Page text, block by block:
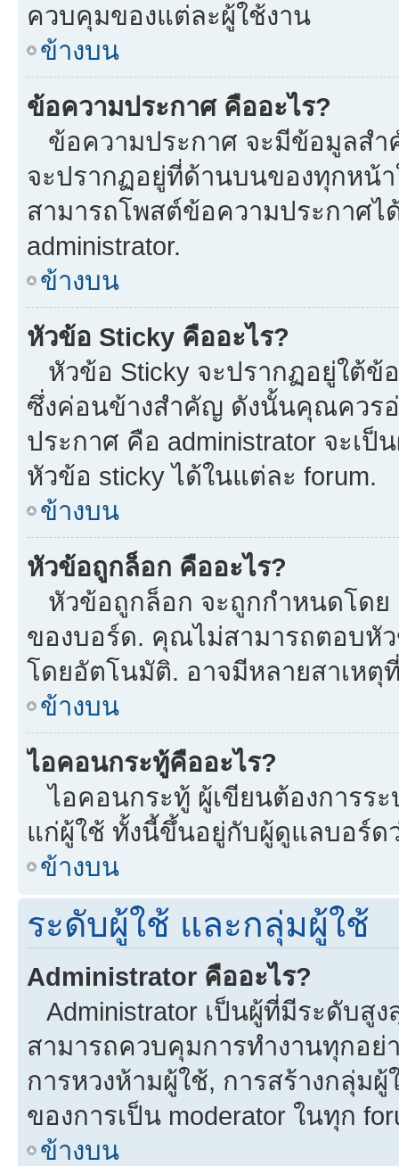
ควบคุมของแต่ละผู้ใช้งาน
ข้างบน
ข้อความประกาศ คืออะไร?
ข้อความประกาศ จะมีข้อมูลส
จะปรากฏอยู่ที่ด้านบนของทุกหน้
สามารถโพสต์ข้อความประกาศ
administrator.
ข้างบน
หัวข้อ Sticky คืออะไร?
หัวข้อ Sticky จะปรากฏอยู่ใต้ข้
ซึ่งค่อนข้างสำคัญ ดังนั้นคุณควรอ่
ประกาศ คือ administrator จะเ
หัวข้อ sticky ได้ในแต่ละ forum.
ข้างบน
หัวข้อถูกล็อก คืออะไร?
หัวข้อถูกล็อก จะถูกกำหนดโดย
ของบอร์ด. คุณไม่สามารถตอบหั
โดยอัตโนมัติ. อาจมีหลายสาเหตุ
ข้างบน
ไอคอนกระทู้คืออะไร?
ไอคอนกระทู้ ผู้เขียนต้องการร
แก่ผู้ใช้ ทั้งนี้ขึ้นอยู่กับผู้ดูแลบอร์ด
ข้างบน
ระดับผู้ใช้ และกลุ่มผู้ใช้
Administrator คืออะไร?
Administrator เป็นผู้ที่มีระดับสู
สามารถควบคุมการทำงานทุกอย่
การหวงห้ามผู้ใช้, การสร้างกลุ่ม
ของการเป็น moderator ในทุก
ข้างบน